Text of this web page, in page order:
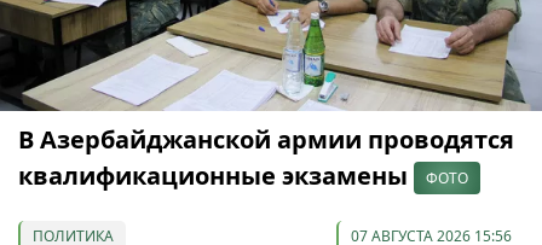
В Азербайджанской армии проводятся
квалификационные экзамены
ФОТО
ПОЛИТИКА 07 АВГУСТА 2026 15:56